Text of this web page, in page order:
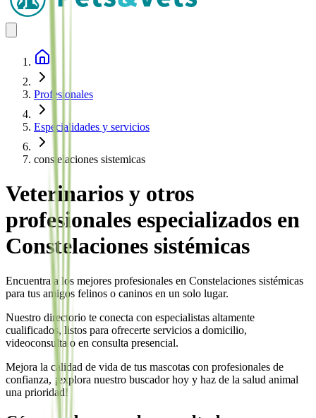
Profesionales
Especialidades y servicios
constelaciones sistemicas
Veterinarios y otros
profesionales especializados en
Constelaciones sistémicas
Encuentra a los mejores profesionales en Constelaciones sistémicas
para tus amigos felinos o caninos en un solo lugar.
Nuestro directorio te conecta con especialistas altamente
cualificados, listos para ofrecerte servicios a domicilio,
videoconsulta o en consulta presencial.
Mejora la calidad de vida de tus mascotas con profesionales de
confianza, ¡explora nuestro buscador hoy y haz de la salud animal
una prioridad!